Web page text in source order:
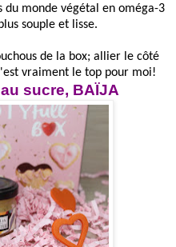
du monde végétal en oméga-3
souple et lisse.
de la box; allier le côté
vraiment le top pour moi!
sucre, BAÏJA